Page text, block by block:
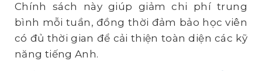
Chính sách này giúp giảm chi phí trung
bình mỗi tuần, đồng thời đảm bảo học viên
có đủ thời gian để cải thiện toàn diện các kỹ
năng tiếng Anh.